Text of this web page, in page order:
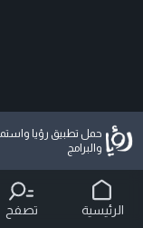
حمل تطبيق رؤيا
والبرامج
الرئيسية تصفح